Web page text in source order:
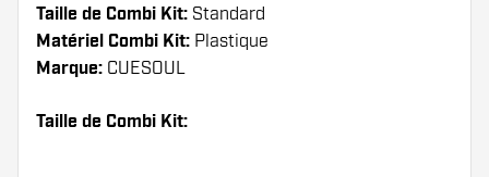
Taille de Combi Kit: Standard
Matériel Combi Kit: Plastique
Marque: CUESOUL
Taille de Combi Kit: